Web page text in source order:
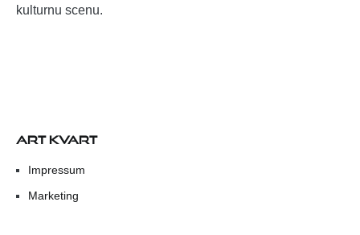
kulturnu scenu.
ART KVART
Impressum
Marketing